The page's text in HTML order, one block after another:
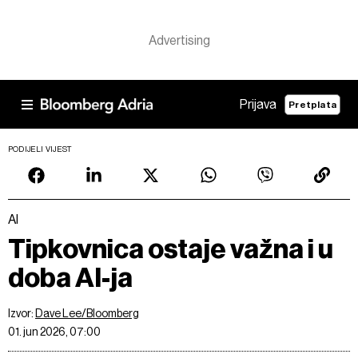
Prijava Pretplata
PODIJELI VIJEST
AI
Tipkovnica ostaje važna i u
doba AI-ja
Izvor: Dave Lee/Bloomberg
01. jun 2026, 07:00